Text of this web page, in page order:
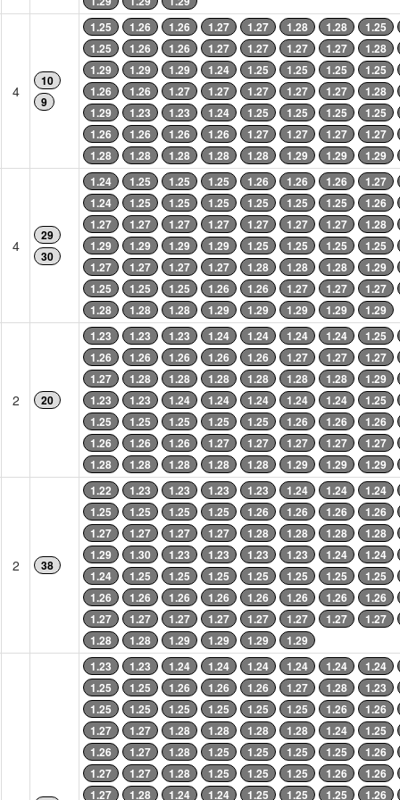
4
10
9
1.25 1.26 1.26 1.27 1.27 1.28 1.28
1.25
1.25
1.26 1.26 1.27 1.27 1.27 1.27
1.28
1.29
1.29 1.29 1.24 1.25 1.25 1.25
1.25
1.26
1.26 1.27 1.27 1.27 1.27 1.27
1.28
1.29
1.23 1.23 1.24 1.25 1.25 1.25
1.25
1.26
1.26 1.26 1.26 1.27 1.27 1.27
1.27
1.28
1.28 1.28 1.28 1.28 1.29 1.29 1.29
4
29
30
1.24 1.25 1.25 1.25 1.26 1.26 1.26
1.27
1.24
1.25 1.25 1.25 1.25 1.25 1.25
1.26
1.27
1.27 1.27 1.27 1.27 1.27 1.27
1.28
1.29
1.29 1.29 1.29 1.25 1.25 1.25
1.25
1.27
1.27 1.27 1.27 1.28 1.28 1.28
1.29
1.25
1.25 1.25 1.26 1.26 1.27 1.27
1.27
1.28
1.28 1.28 1.29 1.29 1.29 1.29 1.29
2 20
1.23 1.23 1.23 1.24 1.24 1.24 1.24
1.25
1.26
1.26 1.26 1.26 1.26 1.27 1.27
1.27
1.27
1.28 1.28 1.28 1.28 1.28 1.28
1.29
1.23
1.23 1.24 1.24 1.24 1.24 1.24
1.25
1.25
1.25 1.25 1.25 1.25 1.26 1.26
1.26
1.26
1.26 1.26 1.27 1.27 1.27 1.27
1.27
1.28
1.28 1.28 1.28 1.28 1.29 1.29 1.29
2 38
1.22 1.23 1.23 1.23 1.23 1.24 1.24
1.24
1.25
1.25 1.25 1.25 1.26 1.26 1.26
1.26
1.27
1.27 1.27 1.27 1.28 1.28 1.28
1.28
1.29
1.30 1.23 1.23 1.23 1.23 1.24
1.24
1.24
1.25 1.25 1.25 1.25 1.25 1.25
1.25
1.26
1.26 1.26 1.26 1.26 1.26 1.26
1.26
1.27
1.27 1.27 1.27 1.27 1.27 1.27
1.27
1.28
1.28 1.29 1.29 1.29 1.29
1.23 1.23 1.24 1.24 1.24 1.24 1.24
1.24
1.25
1.25 1.26 1.26 1.26 1.27 1.28
1.23
1.25
1.25 1.25 1.25 1.25 1.25 1.26
1.26
1.27
1.27 1.28 1.28 1.28 1.28 1.24
1.25
1.26
1.27 1.28 1.25 1.25 1.25 1.25
1.26
1.27
1.27 1.28 1.25 1.25 1.25 1.26
1.26
1.27
1.28 1.24 1.24 1.25 1.25 1.25 1.26